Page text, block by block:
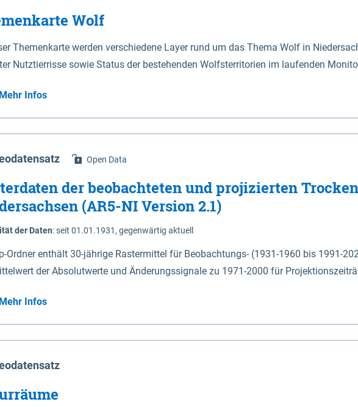
Wolf
Themenkarte werden verschiedene Layer rund um das Thema Wolf in
Nutztierrisse sowie Status der bestehenden Wolfsterritorien im laufenden
Mehr Infos
Open Data
der beobachteten und projizierten
(AR5-NI Version 2.1)
der Daten:seit 01.01.1931, gegenwärtig aktuell
Ordner enthält 30-jährige Rastermittel für Beobachtungs- (1931-1960 bis 1991-
der Absolutwerte und Änderungssignale zu 1971-2000 für
(Jun. - Aug.) - au: Herbst (Sep. - Nov.) - wi: Winter (Dez. - Feb.) - hyr:
Jahr (Nov. - Okt.) - hsu: Hydrologisches Sommerhalbjahr (Mai - Okt.) -
- vd: Vegetationsruhe (Okt. - Mär.) Neben den Rasterdaten ist eine
zu den Dateinamen und für eine Darstellung im GIS eine Klassifizierung der
code gegeben.
Mehr Infos